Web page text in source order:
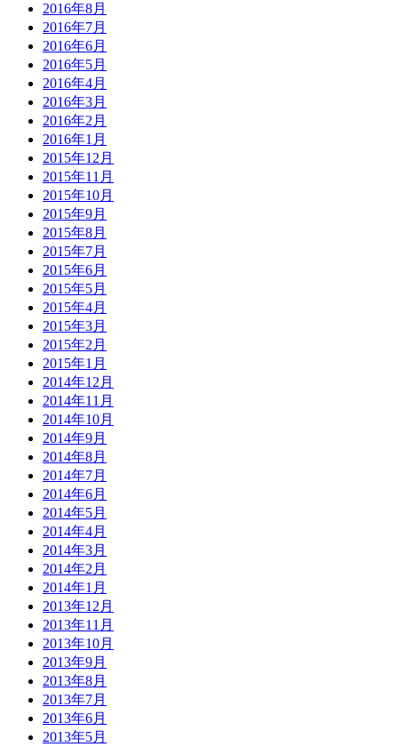
2016年8月
2016年7月
2016年6月
2016年5月
2016年4月
2016年3月
2016年2月
2016年1月
2015年12月
2015年11月
2015年10月
2015年9月
2015年8月
2015年7月
2015年6月
2015年5月
2015年4月
2015年3月
2015年2月
2015年1月
2014年12月
2014年11月
2014年10月
2014年9月
2014年8月
2014年7月
2014年6月
2014年5月
2014年4月
2014年3月
2014年2月
2014年1月
2013年12月
2013年11月
2013年10月
2013年9月
2013年8月
2013年7月
2013年6月
2013年5月